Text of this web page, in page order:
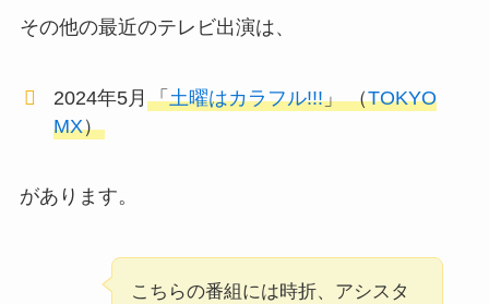
その他の最近のテレビ出演は、
2024年5月「土曜はカラフル!!!」 （TOKYO
MX）
があります。
こちらの番組には時折、アシスタ